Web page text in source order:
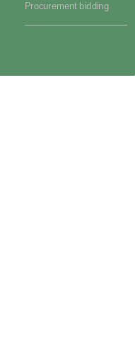
Procurement bidding